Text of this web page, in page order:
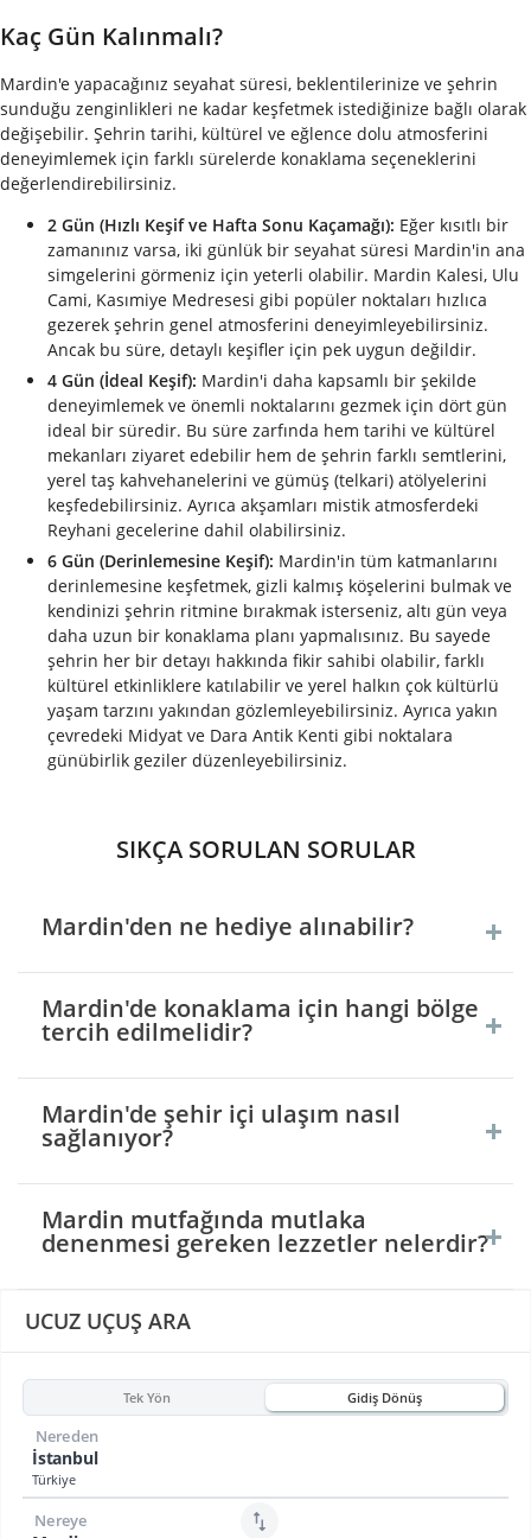
UCUZ UÇUŞ ARA
Tek Yön Gidiş Dönüş
İstanbul
Türkiye
Nereden
Nereye
Kaç Gün Kalınmalı?
Mardin'e yapacağınız seyahat süresi, beklentilerinize ve şehrin
sunduğu zenginlikleri ne kadar keşfetmek istediğinize bağlı olarak
değişebilir. Şehrin tarihi, kültürel ve eğlence dolu atmosferini
deneyimlemek için farklı sürelerde konaklama seçeneklerini
değerlendirebilirsiniz.
2 Gün (Hızlı Keşif ve Hafta Sonu Kaçamağı): Eğer kısıtlı bir
zamanınız varsa, iki günlük bir seyahat süresi Mardin'in ana
simgelerini görmeniz için yeterli olabilir. Mardin Kalesi, Ulu
Cami, Kasımiye Medresesi gibi popüler noktaları hızlıca
gezerek şehrin genel atmosferini deneyimleyebilirsiniz.
Ancak bu süre, detaylı keşifler için pek uygun değildir.
4 Gün (İdeal Keşif): Mardin'i daha kapsamlı bir şekilde
deneyimlemek ve önemli noktalarını gezmek için dört gün
ideal bir süredir. Bu süre zarfında hem tarihi ve kültürel
mekanları ziyaret edebilir hem de şehrin farklı semtlerini,
yerel taş kahvehanelerini ve gümüş (telkari) atölyelerini
keşfedebilirsiniz. Ayrıca akşamları mistik atmosferdeki
Reyhani gecelerine dahil olabilirsiniz.
6 Gün (Derinlemesine Keşif): Mardin'in tüm katmanlarını
derinlemesine keşfetmek, gizli kalmış köşelerini bulmak ve
kendinizi şehrin ritmine bırakmak isterseniz, altı gün veya
daha uzun bir konaklama planı yapmalısınız. Bu sayede
şehrin her bir detayı hakkında fikir sahibi olabilir, farklı
kültürel etkinliklere katılabilir ve yerel halkın çok kültürlü
yaşam tarzını yakından gözlemleyebilirsiniz. Ayrıca yakın
çevredeki Midyat ve Dara Antik Kenti gibi noktalara
günübirlik geziler düzenleyebilirsiniz.
SIKÇA SORULAN SORULAR
Mardin'den ne hediye alınabilir?
Mardin'de konaklama için hangi bölge
tercih edilmelidir?
Mardin'de şehir içi ulaşım nasıl
sağlanıyor?
Mardin mutfağında mutlaka
denenmesi gereken lezzetler nelerdir?